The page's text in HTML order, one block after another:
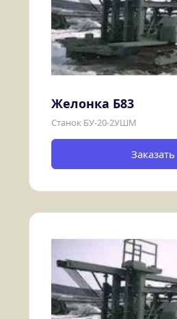
Желонка Б83
Станок БУ-20-2УШМ
Заказать